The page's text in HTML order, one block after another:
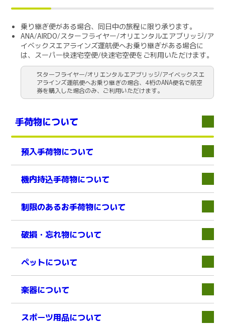
乗り継ぎ便がある場合、同日中の旅程に限り承ります。
ANA/AIRDO/スターフライヤー/オリエンタルエアブリッジ/ア
イベックスエアラインズ運航便へお乗り継ぎがある場合に
は、スーパー快速宅空便/快速宅空便をご利用いただけます。
スターフライヤー/オリエンタルエアブリッジ/アイベックスエ
アラインズ運航便へお乗り継ぎの場合、4桁のANA便名で航空
券を購入した場合のみ、ご利用いただけます。
手荷物について
預入手荷物について
機内持込手荷物について
制限のあるお手荷物について
破損・忘れ物について
ペットについて
楽器について
スポーツ用品について